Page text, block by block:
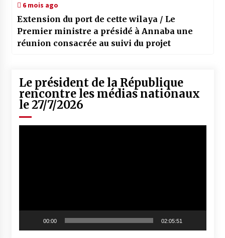
6 mois ago
Extension du port de cette wilaya / Le
Premier ministre a présidé à Annaba une
réunion consacrée au suivi du projet
Le président de la République
rencontre les médias nationaux
le 27/7/2026
00:00 02:05:51